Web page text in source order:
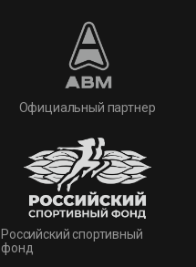
Официальный партнер
Российский спортивный
фонд